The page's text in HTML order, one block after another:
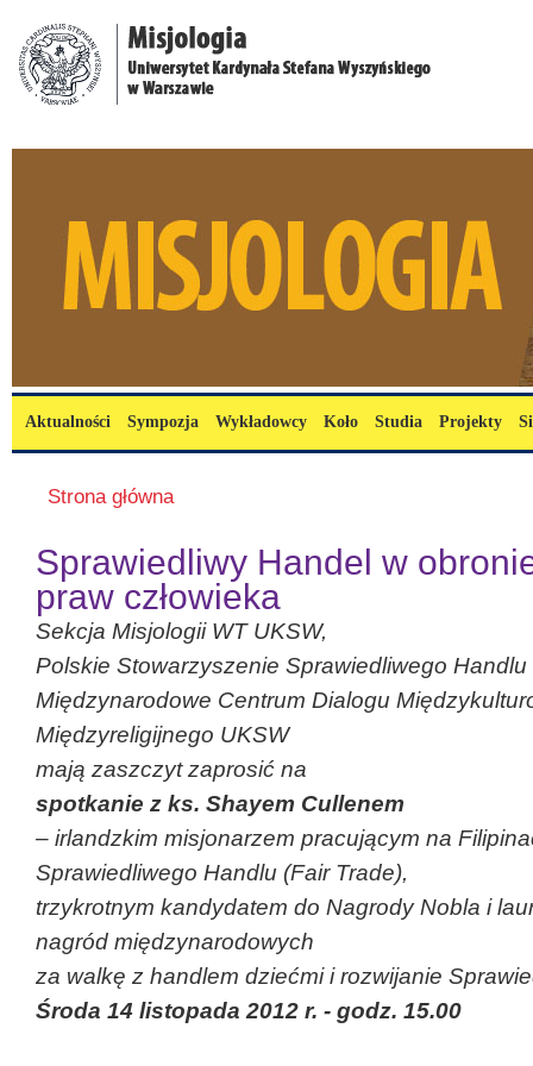
Menu główne
Aktualności Sympozja Wykładowcy Koło Studia Projekty
Jesteś tutaj
Strona główna
Sprawiedliwy Handel w
praw człowieka
Sekcja Misjologii WT UKSW,
Polskie Stowarzyszenie Sprawiedliwego Handlu
Międzynarodowe Centrum Dialogu
Międzyreligijnego UKSW
mają zaszczyt zaprosić na
spotkanie z ks. Shayem Cullenem
– irlandzkim misjonarzem pracującym na
Sprawiedliwego Handlu (Fair Trade),
trzykrotnym kandydatem do Nagrody Nobla i
nagród międzynarodowych
za walkę z handlem dziećmi i rozwijanie
Środa 14 listopada 2012 r. - godz. 15.00